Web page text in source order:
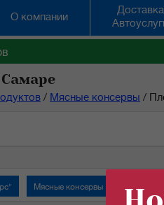
О компании
Доставка
/ Мясные консервы /
Мясные консервы "Орский